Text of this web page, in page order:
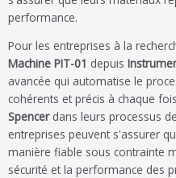
performance.
Pour les entreprises à la
Machine PIT-01 depuis
avancée qui automatise le
cohérents et précis à chaque
Spencerdans leurs processus
entreprises peuvent s'assurer
manière fiable sous contrainte
sécurité et la performance des